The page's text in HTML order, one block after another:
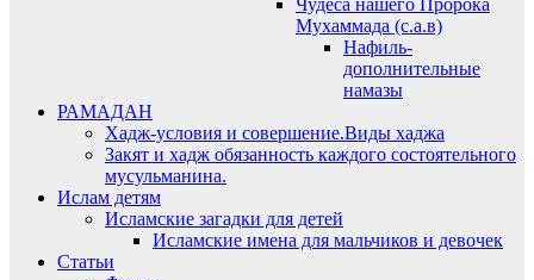
Чудеса нашего Пророка
Мухаммада (с.а.в)
Нафиль-
дополнительные
намазы
РАМАДАН
Хадж-условия и совершение.Виды хаджа
Закят и хадж обязанность каждого состоятельного
мусульманина.
Ислам детям
Исламские загадки для детей
Исламские имена для мальчиков и девочек
Статьи